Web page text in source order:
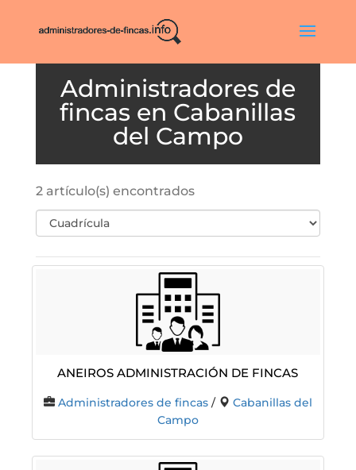
Cabanillas
del Campo
2 artículo(s) encontrados
Aneiros Administración De Fincas
Administradores de fincas/
Cabanillas del
Campo